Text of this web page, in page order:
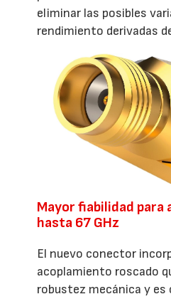
eliminar las posibles
rendimiento derivadas
Mayor fiabilidad para
hasta 67 GHz
El nuevo conector
acoplamiento roscado
robustez mecánica y